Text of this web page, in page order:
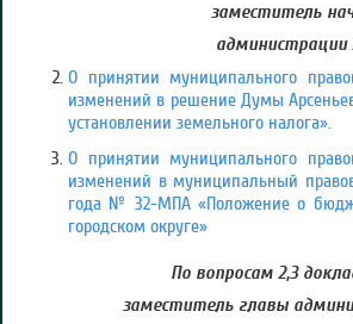
заместитель
администрации
О принятии муниципального
изменений в решение Думы
установлении земельного налога».
О принятии муниципального
изменений в муниципальный
года № 32-МПА «Положение о
городском округе»
По вопросам 2,3
заместитель главы